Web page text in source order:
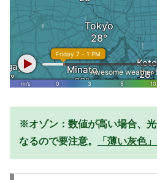
※オゾン：数値が高い場合、
なるので要注意。
「薄い灰色